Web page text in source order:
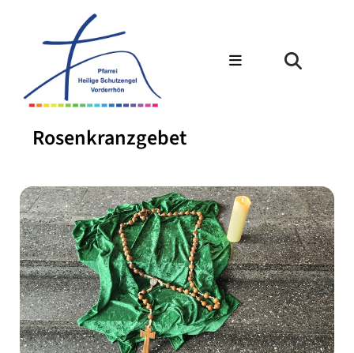
Rosenkranzgebet